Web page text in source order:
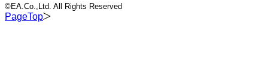
©EA.Co.,Ltd. All Rights Reserved
PageTop